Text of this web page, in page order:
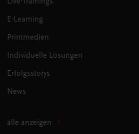
E-Learning
Printmedien
Individuelle Lösungen
Erfolgsstorys
News
alle anzeigen